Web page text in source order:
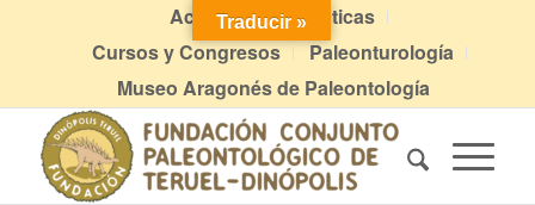
Actividades didácticas
Cursos y Congresos
Paleonturología
Museo Aragonés de Paleontología
Traducir »